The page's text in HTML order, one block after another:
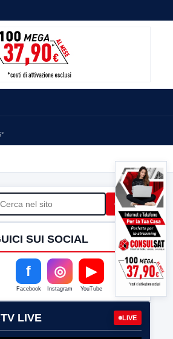
Cerca
SUI SOCIAL
f
Facebook
◎
Instagram
▶
YouTube
LIVE LIVE